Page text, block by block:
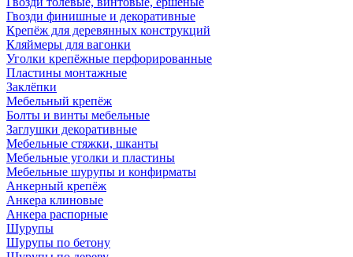
Гвозди финишные и декоративные
Крепёж для деревянных конструкций
Кляймеры для вагонки
Уголки крепёжные перфорированные
Пластины монтажные
Заклёпки
Мебельный крепёж
Болты и винты мебельные
Заглушки декоративные
Мебельные стяжки, шканты
Мебельные уголки и пластины
Мебельные шурупы и конфирматы
Анкерный крепёж
Анкера клиновые
Анкера распорные
Шурупы
Шурупы по бетону